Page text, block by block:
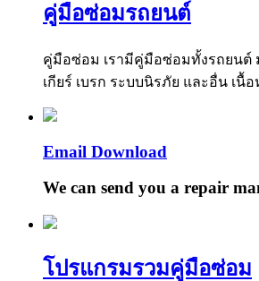
คู่มือซ่อมรถยนต์
คู่มือซ่อม เรามีคู่มือซ่อมทั้งรถยนต์
เกียร์ เบรก ระบบนิรภัย และอื่น เนื้
Email Download
We can send you a repair
โปรแกรมรวมคู่มือซ่อม